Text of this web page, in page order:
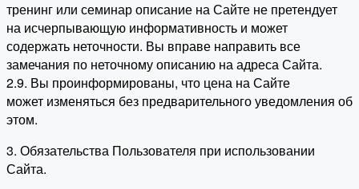
тренинг или семинар описание на Сайте не претендует
на исчерпывающую информативность и может
содержать неточности. Вы вправе направить все
замечания по неточному описанию на адреса Сайта.
2.9. Вы проинформированы, что цена на Сайте
может изменяться без предварительного уведомления об
этом.
3. Обязательства Пользователя при использовании
Сайта.